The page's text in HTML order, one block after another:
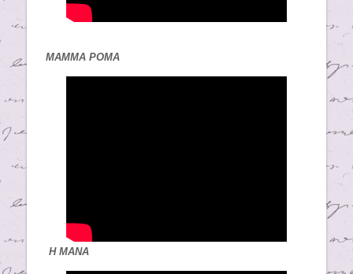
ΜΑΜΜΑ ΡΟΜΑ
Η ΜΑΝΑ